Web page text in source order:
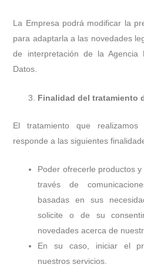
La Empresa podrá modificar la
para adaptarla a las novedades
de interpretación de la Agencia
Datos.
Finalidad del tratamiento
El tratamiento que
responde a las siguientes
Poder ofrecerle productos
través de
basadas en sus
solicite o de su
novedades acerca de
En su caso, iniciar el
nuestros servicios.